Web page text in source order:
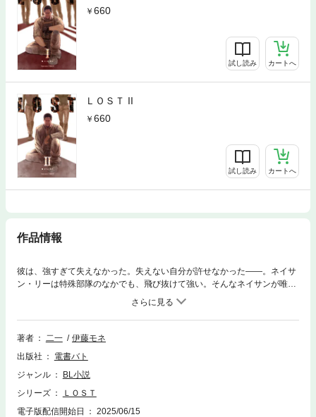
660
試し読み カートへ
ＬＯＳＴ II
660
試し読み カートへ
作品情報
彼は、強すぎて失えなかった。失えない自分が許せなかった――。ネイサ
ン・リーは特殊部隊のなかでも、飛び抜けて強い。そんなネイサンが唯一
気に食わないクレイ・ウォルマンは理知的で、なにもかもがネイサンと反
対だった。ある日、上層部から不可解な命令が下される。突如現れた謎の
島へ、秘密裏に上陸をし“調査”をすること。謎の島に関わるうちに、ネイ
サンたちは上層部への猜疑心を膨らませていく。なんのために戦うのか？
ように、ネイサンはクレイを求めた。苦しみを、痛みを共有できるのは、
もうお互いしかいない。まだ失っていない――。だから、まだやれる。謎
著者 二一
伊藤モネ
出版社
電書バト
ジャンル
BL小説
シリーズ
ＬＯＳＴ
電子版配信開始日
2025/06/15